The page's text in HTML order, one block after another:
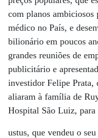
com planos
médico no País, e
bilionário em poucos
grandes reuniões de
publicitário e
investidor Felipe Prata,
aliaram à família de
Hospital São Luiz,
ustus, que vendeu o